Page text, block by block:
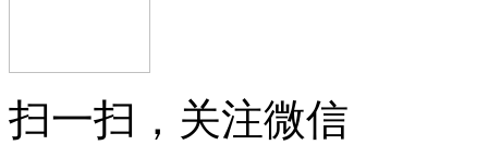
扫一扫，关注微信